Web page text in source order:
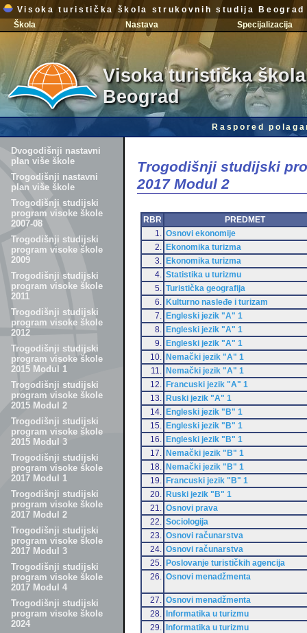
Visoka turistička škola strukovnih studija Beograd
Škola
Nastava Specijalizacija
Visoka turistička
Beograd
Raspored
Dvogodišnji nastavni
plan više škole
Trogodišnji nastavni
plan više škole
Trogodišnji studijski
program visoke škole
2007-08
Trogodišnji studijski
program visoke škole
2009
Trogodišnji studijski
program visoke škole
2011
Trogodišnji studijski
program visoke škole
2012
Trogodišnji studijski
program visoke škole
2015 Modul 1
Trogodišnji studijski
program visoke škole
2015 Modul 2
Trogodišnji studijski
program visoke škole
2015 Modul 3
Trogodišnji studijski
program visoke škole
2017 Modul 1
Trogodišnji studijski
program visoke škole
2017 Modul 2
Trogodišnji studijski
program visoke škole
2017 Modul 3
Trogodišnji studijski
program visoke škole
2017 Modul 4
Trogodišnji studijski
program visoke škole
2024
Trogodišnji studijski
2017 Modul 2
RBR
PREDMET
1.
Osnovi ekonomije
2.
Ekonomika turizma
3.
Ekonomika turizma
4.
Statistika u turizmu
5.
Turistička geografija
6.
Kulturno nasleđe i turizam
7.
Engleski jezik "A" 1
8.
Engleski jezik "A" 1
9.
Engleski jezik "A" 1
10.
Nemački jezik "A" 1
11.
Nemački jezik "A" 1
12.
Francuski jezik "A" 1
13.
Ruski jezik "A" 1
14.
Engleski jezik "B" 1
15.
Engleski jezik "B" 1
16.
Engleski jezik "B" 1
17.
Nemački jezik "B" 1
18.
Nemački jezik "B" 1
19.
Francuski jezik "B" 1
20.
Ruski jezik "B" 1
21.
Osnovi prava
22.
Sociologija
23.
Osnovi računarstva
24.
Osnovi računarstva
25.
Poslovanje turističkih agencija
26.
Osnovi menadžmenta
27.
Osnovi menadžmenta
28.
Informatika u turizmu
29.
Informatika u turizmu